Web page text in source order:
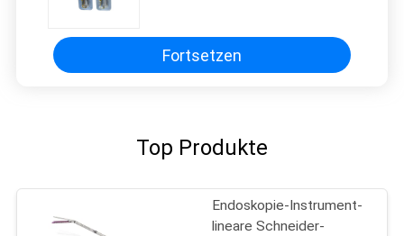
Fortsetzen
Top Produkte
Endoskopie-Instrument-
lineare Schneider-